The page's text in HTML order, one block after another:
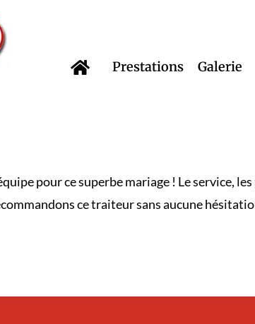
Prestations Galerie
pour ce superbe mariage ! Le service,
ce traiteur sans aucune